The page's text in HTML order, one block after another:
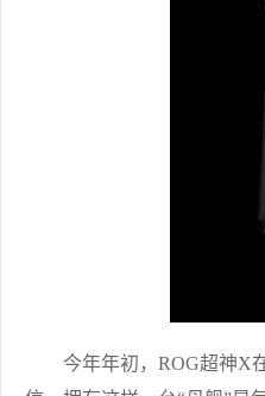
今年年初，ROG超神X在